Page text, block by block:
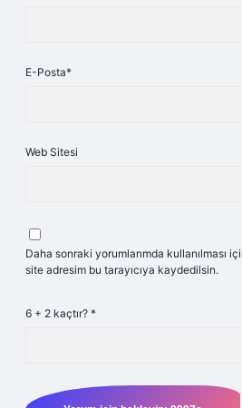
E-Posta*
Web Sitesi
Daha sonraki yorumlarımda kullanılması
site adresim bu tarayıcıya kaydedilsin.
6 + 2 kaçtır? *